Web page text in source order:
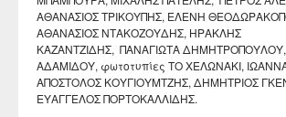
ΑΘΑΝΑΣΙΟΣ ΤΡΙΚΟΥΠΗΣ, ΕΛΕΝΗ
ΑΘΑΝΑΣΙΟΣ ΝΤΑΚΟΖΟΥΔΗΣ, ΗΡΑΚΛΗΣ
ΚΑΖΑΝΤΖΙΔΗΣ, ΠΑΝΑΓΙΩΤΑ
ΑΔΑΜΙΔΟΥ, φωτοτυπίες ΤΟ ΧΕΛΩΝΑΚΙ,
ΑΠΟΣΤΟΛΟΣ ΚΟΥΓΙΟΥΜΤΖΗΣ, ΔΗΜΗΤΡΙΟΣ
ΕΥΑΓΓΕΛΟΣ ΠΟΡΤΟΚΑΛΛΙΔΗΣ.